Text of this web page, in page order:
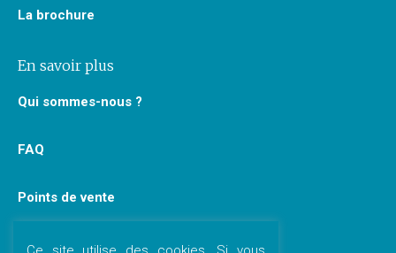
La brochure
En savoir plus
Qui sommes-nous ?
FAQ
Points de vente
Paroles de pros